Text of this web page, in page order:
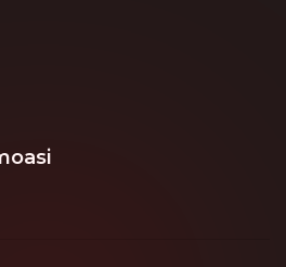
vazifalari yosh avlodni
qilib tarbiyalashga
qolyapti Bu borib ta'lim
taʼsir koʻrsatadi Yosh